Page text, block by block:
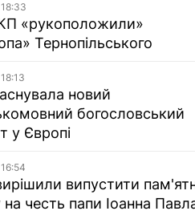
«рукоположили»
Тернопільського
новий
богословський
у Європі
випустити
честь папи Іоанна